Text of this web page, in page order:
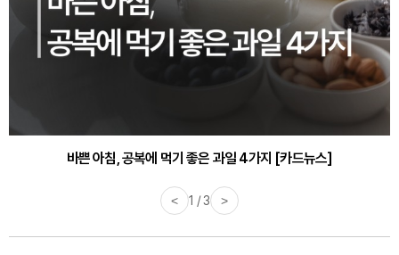
바쁜 아침, 공복에 먹기 좋은 과일 4가지 [카드뉴스]
< 1 / 3 >